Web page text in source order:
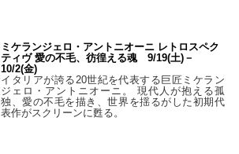
ミケランジェロ・アントニオーニ レトロスペク
ティヴ 愛の不毛、彷徨える魂 9/19(土)－
10/2(金)
イタリアが誇る20世紀を代表する巨匠ミケラン
ジェロ・アントニオーニ。 現代人が抱える孤
独、愛の不毛を描き、世界を揺るがした初期代
表作がスクリーンに甦る。